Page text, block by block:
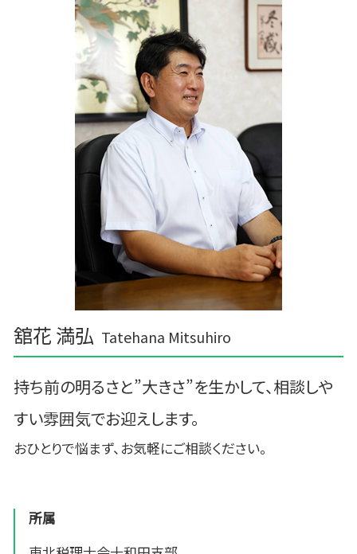
舘花 満弘 Tatehana Mitsuhiro
持ち前の明るさと”大きさ”を生かして、相談しや
すい雰囲気でお迎えします。
おひとりで悩まず、お気軽にご相談ください。
所属